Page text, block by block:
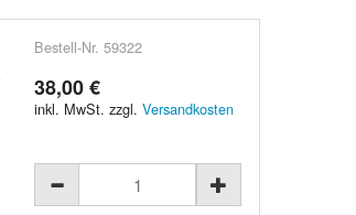
Bestell-Nr. 59322
38,00 €
inkl. MwSt. zzgl.Versandkosten